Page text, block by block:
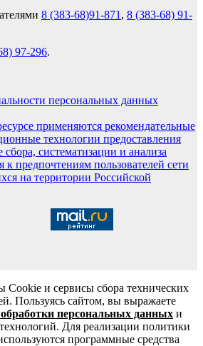
8 (383-68)91-871 , 8 (383-68) 91-
97-296.
персональных данных
применяются рекомендательные
технологии предоставления
систематизации и анализа
к предпочтениям пользователей сети
на территории Российской
Cookie и сервисы сбора технических
Пользуясь сайтом, вы выражаете
персональных данных и
Для реализации политики
программные средства